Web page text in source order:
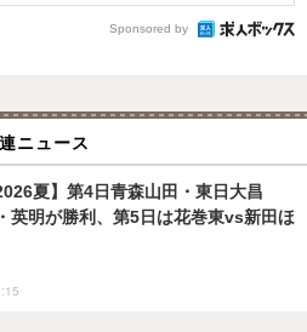
Sponsored by
ニュース
夏】第4日青森山田・東日大昌
英明が勝利、第5日は花巻東vs新田ほ